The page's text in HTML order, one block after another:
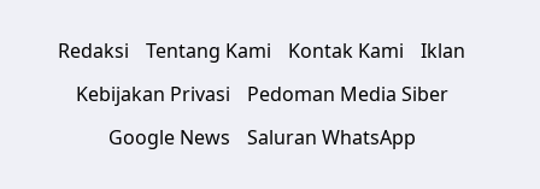
Redaksi Tentang Kami Kontak Kami
Iklan
Kebijakan Privasi
Pedoman Media Siber
Google News
Saluran WhatsApp